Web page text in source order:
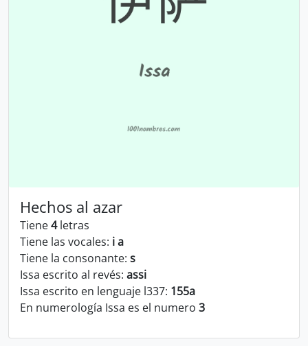
Hechos al azar
Tiene4letras
Tiene las vocales: i a
Tiene la consonante: s
Issa escrito al revés: assi
Issa escrito en lenguaje l337: 155a
En numerología Issa es el numero 3